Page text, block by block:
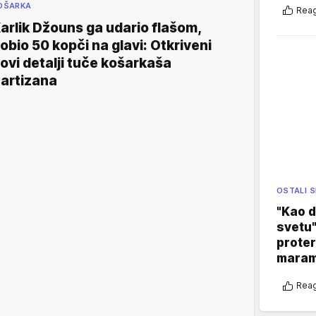
Džouns ga udario flašom,
50 kopči na glavi: Otkriveni
detalji tuče košarkaša
OSTALI
"Kao